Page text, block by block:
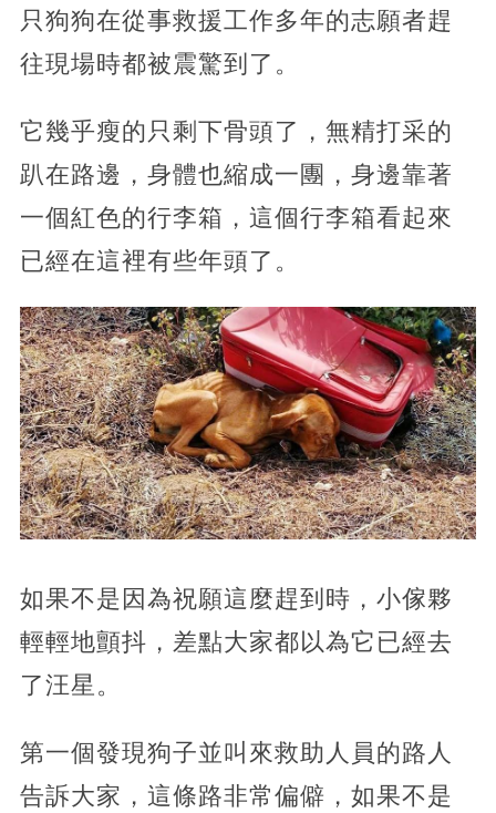
只狗狗在從事救援工作多年的志願者趕
往現場時都被震驚到了。
它幾乎瘦的只剩下骨頭了，無精打采的
趴在路邊，身體也縮成一團，身邊靠著
一個紅色的行李箱，這個行李箱看起來
已經在這裡有些年頭了。
如果不是因為祝願這麼趕到時，小傢夥
輕輕地顫抖，差點大家都以為它已經去
了汪星。
第一個發現狗子並叫來救助人員的路人
告訴大家，這條路非常偏僻，如果不是